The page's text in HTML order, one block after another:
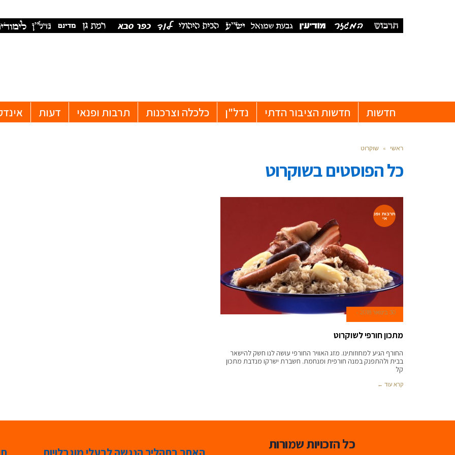
חדשות חדשות הציבור הדתי נדל"ן כלכלה וצרכנות תרבות ופנאי דעות
ראשי » שוקרוט
כל הפוסטים בשוקרוט
תרבות ופנ
אי
30 בינואר 2018
מתכון חורפי לשוקרוט
החורף הגיע למחוזותינו. מזג האוויר החורפי עושה לנו חשק להישאר
בבית ולהתפנק במנה חורפית ומנחמת. חשברת ישרקו מנדבת מתכון
קל
קרא עוד ←
כל הזכויות שמורות